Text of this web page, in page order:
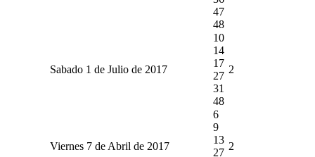
47
48
Sabado 1 de Julio de 2017
10
14
17
27
31
48
2
Viernes 7 de Abril de 2017
6
9
13
27
2